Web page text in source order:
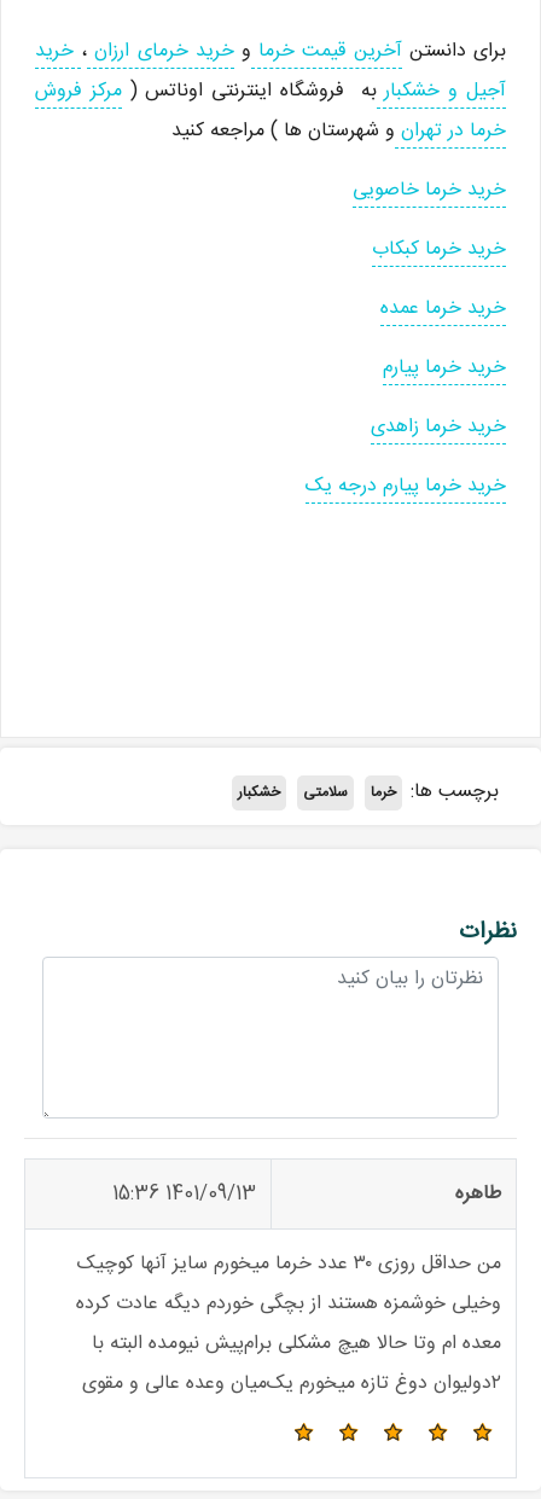
برای دانستنآخرین قیمت خرما وخرید خرمای ارزان ، خرید
آجیل و خشکباربه فروشگاه اینترنتی اوناتس (مرکز فروش
خرما در تهران و شهرستان ها ) مراجعه کنید
خرید خرما خاصویی
خرید خرما کبکاب
خرید خرما عمده
خرید خرما پیارم
خرید خرما زاهدی
خرید خرما پیارم درجه یک
برچسب ها: خرما سلامتی خشکبار
نظرات
طاهره 1401/09/13 15:36
من حداقل روزی ۳۰ عدد خرما میخورم سایز آنها کوچیک
وخیلی خوشمزه هستند از بچگی خوردم دیگه عادت کرده
معده ام وتا حالا هیچ مشکلی برام‌پیش نیومده البته با
۲دولیوان دوغ تازه میخورم یک‌میان وعده عالی و مقوی